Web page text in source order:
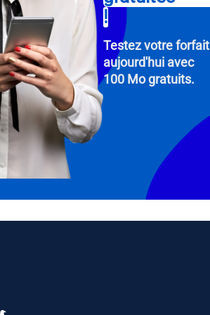
To
in
!
Testez votre forfait
aujourd'hui avec
100 Mo gratuits.